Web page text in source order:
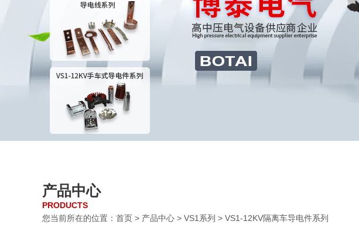
产品中心
PRODUCTS
您当前所在的位置：首页 > 产品中心 > VS1系列 > VS1-12KV隔离车导电件系列